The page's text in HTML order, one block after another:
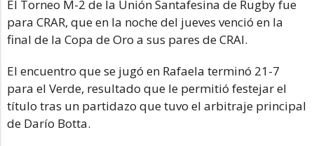
El Torneo M-2 de la Unión Santafesina de Rugby fue
para CRAR, que en la noche del jueves venció en la
final de la Copa de Oro a sus pares de CRAI.
El encuentro que se jugó en Rafaela terminó 21-7
para el Verde, resultado que le permitió festejar el
título tras un partidazo que tuvo el arbitraje principal
de Darío Botta.